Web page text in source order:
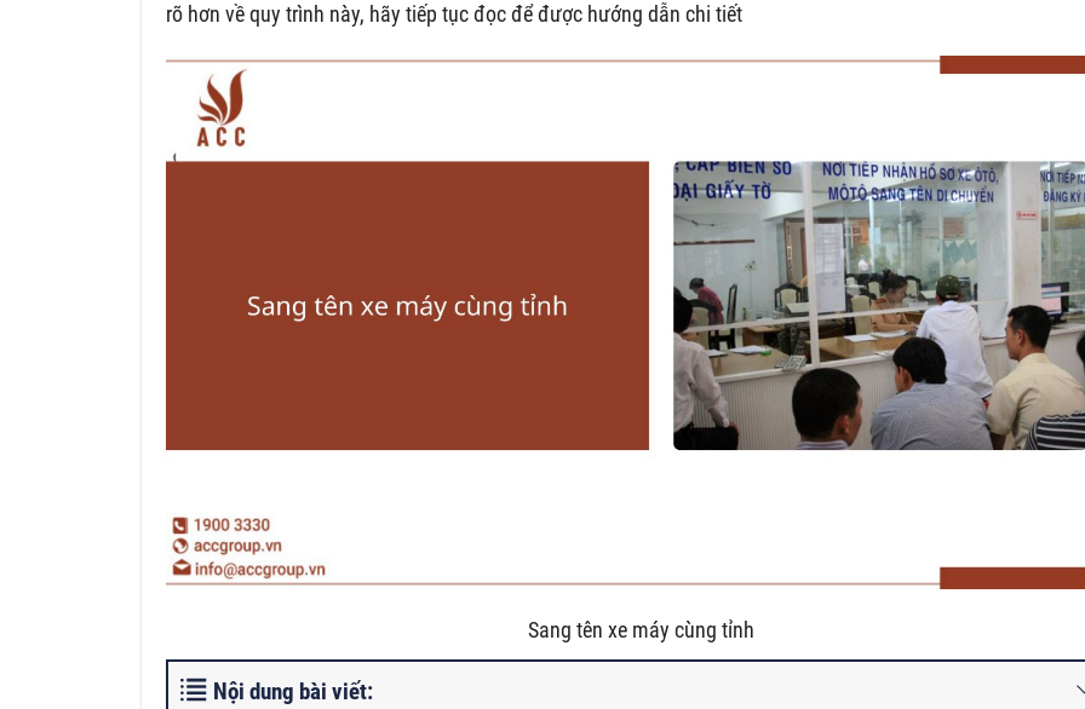
rõ hơn về quy trình này, hãy tiếp tục đọc để được hướng dẫn chi tiết
Sang tên xe máy cùng tỉnh
Nội dung bài viết: